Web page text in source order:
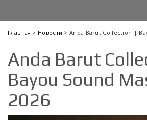
Главная > Новости > Anda Barut Collection |
Anda Barut
Bayou Sound
2026